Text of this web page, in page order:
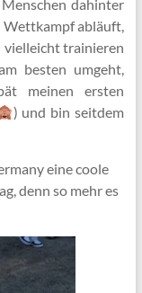
dahinter
Wettkampf abläuft,
vielleicht trainieren
besten umgeht,
meinen ersten
) und bin seitdem
eine coole
denn so mehr es